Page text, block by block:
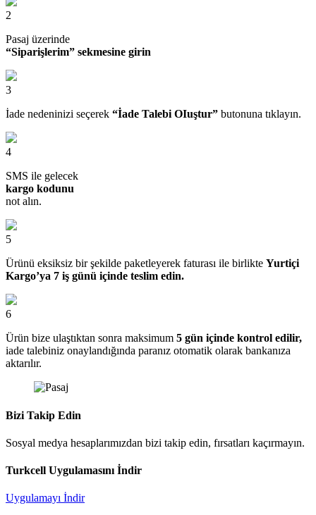
2
Pasaj üzerinde
“Siparişlerim” sekmesine girin
3
İade nedeninizi seçerek “İade Talebi OIuştur” butonuna tıklayın.
4
SMS ile gelecek
kargo kodunu
not alın.
5
Ürünü eksiksiz bir şekilde paketleyerek faturası ile birlikte Yurtiçi
Kargo’ya 7 iş günü içinde teslim edin.
6
Ürün bize ulaştıktan sonra maksimum 5 gün içinde kontrol edilir,
iade talebiniz onaylandığında paranız otomatik olarak bankanıza
aktarılır.
Bizi Takip Edin
Sosyal medya hesaplarımızdan bizi takip edin, fırsatları kaçırmayın.
Turkcell Uygulamasını İndir
Uygulamayı İndir